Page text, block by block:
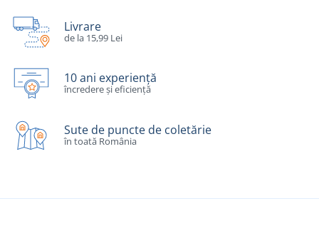
Livrare
de la 15,99 Lei
10 ani experiență
încredere și eficiență
Sute de puncte de coletărie
în toată România